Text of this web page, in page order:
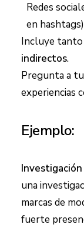
Redes
en hashtags)
Incluye tanto
indirectos.
Pregunta a
experiencias
Ejemplo:
una
marcas de
fuerte